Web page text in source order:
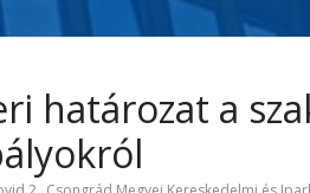
határozat a